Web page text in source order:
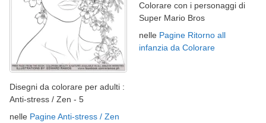
Disegni da colorare per adulti :
Anti-stress / Zen - 5
nelle Pagine Anti-stress / Zen
Colorare con i personaggi di
Super Mario Bros
nelle Pagine Ritorno all
infanzia da Colorare